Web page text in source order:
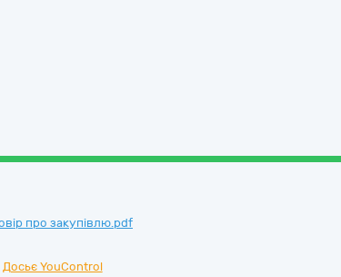
про закупівлю.pdf
Досьє YouControl